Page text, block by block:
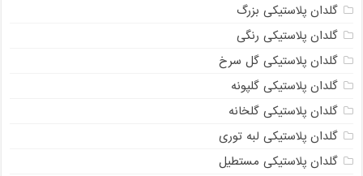
گلدان پلاستیکی بزرگ
گلدان پلاستیکی رنگی
گلدان پلاستیکی گل سرخ
گلدان پلاستیکی گلپونه
گلدان پلاستیکی گلخانه
گلدان پلاستیکی لبه توری
گلدان پلاستیکی مستطیل